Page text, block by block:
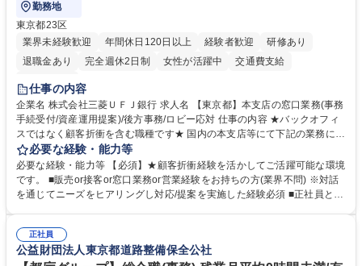
勤務地
東京都23区
業界未経験歓迎
年間休日120日以上 経験者歓迎
研修あり
退職金あり
完全週休2日制 女性が活躍中
交通費支給
土日祝休み
仕事の内容
企業名 株式会社三菱ＵＦＪ銀行 求人名 【東京都】本支店の窓口業務(事務
手続受付/資産運用提案)/後方事務/ロビー応対 仕事の内容 ★バックオフィ
スではなく顧客折衝を含む職種です★ 国内の本支店等にて下記の業務に従
事していただきます。 ■窓口/後方/ロビーにて事務手続等の受付・オペレ
ーション、お客様対応 ■窓口にて、ご来店された個人のお客様に対して金
融商品のご提案 ■効率的な事務運用の検討・構築等 ≪業務紹介：ご応募前
に必ずご覧ください≫ ※記事 https://www.mysite.bk.mufg.jp/career/circle/
必要な経験・能力等
必要な経験・能力等 【必須】★顧客折衝経験を活かしてご活躍可能な環境
です。 ■販売or接客or窓口業務or営業経験をお持ちの方(業界不問) ※対話
を通じてニーズをヒアリングし対応/提案を実施した経験必須 ■正社員とし
るので安心して入行いただけます。 幅広いキャリアの選択肢があり、公募
や社内副業等を活用し、 一人ひとりが挑戦できるカルチャーが浸透してい
正社員
公益財団法人東京都道路整備保全公社